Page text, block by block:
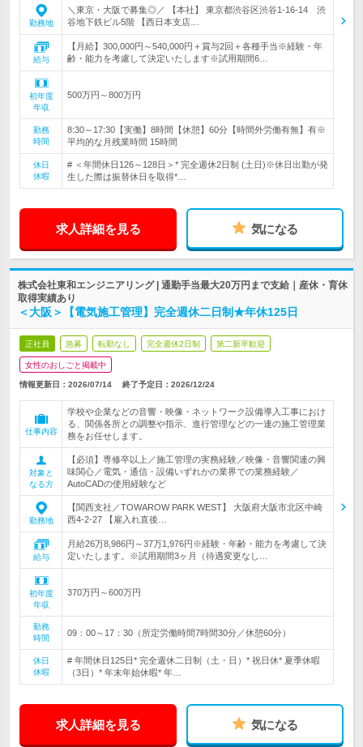
勤務地
＼東京・大阪で募集◎／ 【本社】 東京都渋谷区渋谷1-16-14 渋
谷地下鉄ビル5階 【西日本支店…
給与
【月給】300,000円～540,000円＋賞与2回＋各種手当※経験・年
齢・能力を考慮して決定いたします※試用期間6…
初年度
年収
500万円～800万円
勤務
時間
8:30～17:30【実働】8時間【休憩】60分【時間外労働有無】有※
平均的な月残業時間 15時間
休日
休暇
# ＜年間休日126～128日＞* 完全週休2日制 (土日)※休日出勤が発
生した際は振替休日を取得*…
求人詳細を見る 気になる
株式会社東和エンジニアリング | 通勤手当最大20万円まで支給｜産休・育休
取得実績あり
＜大阪＞【電気施工管理】完全週休二日制★年休125日
正社員 急募 転勤なし 完全週休2日制 第二新卒歓迎
女性のおしごと掲載中
情報更新日：2026/07/14 終了予定日： 2026/12/24
仕事内容
学校や企業などの音響・映像・ネットワーク設備導入工事におけ
る、関係各所との調整や指示、進行管理などの一連の施工管理業
務をお任せします。
対象と
なる方
【必須】専修卒以上／施工管理の実務経験／映像・音響関連の興
味関心／電気・通信・設備いずれかの業界での業務経験／
AutoCADの使用経験など
勤務地
【関西支社／TOWAROW PARK WEST】 大阪府大阪市北区中崎
西4-2-27 【雇入れ直後…
給与
月給26万8,986円～37万1,976円※経験・年齢・能力を考慮して決
定いたします。※試用期間3ヶ月（待遇変更なし…
初年度
年収
370万円～600万円
勤務
時間
09：00～17：30（所定労働時間7時間30分／休憩60分）
休日
休暇
# 年間休日125日* 完全週休二日制（土・日）* 祝日休* 夏季休暇
（3日）* 年末年始休暇* 年…
求人詳細を見る 気になる